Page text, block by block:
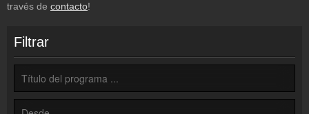
Contacto
Colaboración
¡Envía tu radio!
Inserción de la radio
Inclúyelo a tu sitio web
través de contacto!
Filtrar